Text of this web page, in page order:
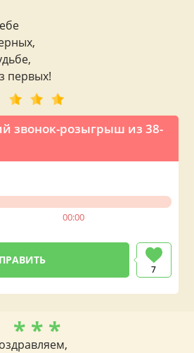
звонок-розыгрыш из 38-
00:00
7
первых!
* * *